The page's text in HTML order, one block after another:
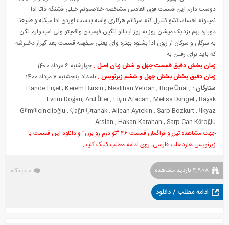
دوست دارم این قسمت فوق العادس مشخصه خلاصمونم خیلی قشنگه ذاتا ادا
نمیتونه احساساتشو کنترل کنه سرکانم هرکاری واسه بدست اوردن ادا میکنه و طبیعتا
دوباره بهم نزدیک میشن روز به روز ایدانو انگین فهمیدن واقعیتو ولی امیدوارم نگن
به سرکان و سرکان از زبون ادا بشنوه بهتره وای یعنی میفهمه قسمت بعد کیراز دخترشه
که باید برای رفتن به…
زمان پخش دقیق قسمت چهل و شش زبان اصل : چهارشنبه 6 مرداد 1400
زمان دقیق پخش بخش چهل و ششم زیرنویس : بامداد پنجشنبه 7 مرداد 1400
ستارگان :
Hande Erçel , Kerem Bürsin , Neslihan Yeldan , Bige Önal ,
Evrim Doğan, Anıl İlter, Elçin Afacan , Melisa Döngel , Başak
Gümülcinelioğlu , Çağrı Çıtanak, Alican Aytekin , Sarp Bozkurt, İlkyaz
Arslan , Hakan Karahan , Sarp Can Köroğlu
جهت مشاهده تیزر و فراگمان قسمت 46 “تو درم رو بزن” و دانلود این قسمت با
زیرنویس هاردساب فارسی، روی ادامه مطلب کلیک کنید.
4,908 بازدید مشاهده 0 دیدگاه
ادامه مطلب / دانلود